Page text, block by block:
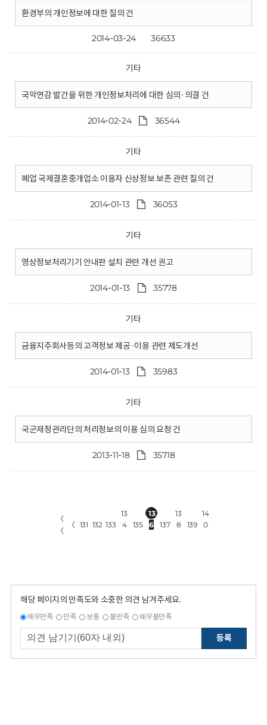
환경부의 개인정보에 대한 질의 건
2014-03-24 36633
기타
국악연감 발간을 위한 개인정보처리에 대한 심의·의결 건
2014-02-24 36544
기타
폐업 국제결혼중개업소 이용자 신상정보 보존 관련 질의 건
2014-01-13 36053
기타
영상정보처리기기 안내판 설치 관련 개선 권고
2014-01-13 35778
기타
금융지주회사등의 고객정보 제공·이용 관련 제도개선
2014-01-13 35983
기타
국군재정관리단의 처리정보의 이용 심의 요청 건
2013-11-18 35718
〈
〈
〈 131 132 133
13
4
135
13
6
137
13
8
139
14
0
해당 페이지의 만족도와 소중한 의견 남겨주세요.
매우만족 만족 보통 불만족 매우불만족
등록